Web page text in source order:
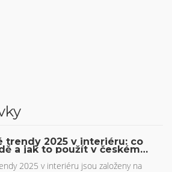
trendy 2025 v interiéru: co
a jak to použít v českém
2025 v interiéru jsou založeny na